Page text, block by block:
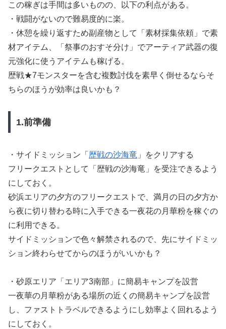
この稼ぎは手間は多いものの、以下の利点がある。
・戦闘がないので難易度的に楽。
・休憩を繰り返すため副産物として「素材採集依頼」で素
材アイテム、「祭事のおすそ分け」でアーティア武器の復
元強化に使うアイテムも稼げる。
歴戦★7モンスターを含む複数討伐を素早く倒せるならそ
ちらのほうが効率は良いかも？
1.前準備
・サイドミッション「 歴戦の沙海竜 」をクリアする
フリークエストとして「歴戦の沙海竜」を受注できるよう
にしておく。
砂浜エリアの夕方のフリークエストで、満月の日の夕方か
ら夜に切り替わる時に入手できる一夜花の月華粉を稼ぐの
に利用できる。
サイドミッションで色々解禁されるので、先にサイドミッ
ション終わらせてからのほうがいいかも？
・砂原エリア「エリア3南部」に簡易キャンプを設営
一夜華の月華粉がある場所の近くの簡易キャンプを設営
し、ファストトラベルできるようにし効率よく回れるよう
にしておく。